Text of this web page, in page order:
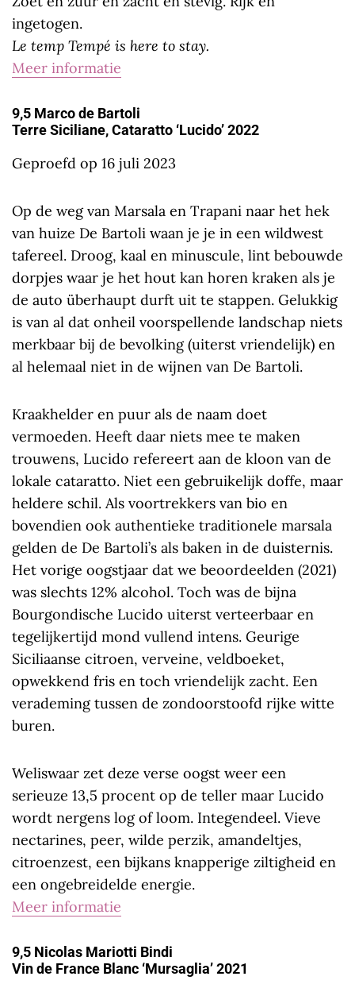
ingetogen.
Le temp Tempé is here to stay.
Meer informatie
9,5 Marco de Bartoli
Terre Siciliane, Cataratto ‘Lucido’ 2022
Geproefd op 16 juli 2023
Op de weg van Marsala en Trapani naar het hek
van huize De Bartoli waan je je in een wildwest
tafereel. Droog, kaal en minuscule, lint bebouwde
dorpjes waar je het hout kan horen kraken als je
de auto überhaupt durft uit te stappen. Gelukkig
is van al dat onheil voorspellende landschap niets
merkbaar bij de bevolking (uiterst vriendelijk) en
al helemaal niet in de wijnen van De Bartoli.
Kraakhelder en puur als de naam doet
vermoeden. Heeft daar niets mee te maken
trouwens, Lucido refereert aan de kloon van de
lokale cataratto. Niet een gebruikelijk doffe, maar
heldere schil. Als voortrekkers van bio en
bovendien ook authentieke traditionele marsala
gelden de De Bartoli’s als baken in de duisternis.
Het vorige oogstjaar dat we beoordeelden (2021)
was slechts 12% alcohol. Toch was de bijna
Bourgondische Lucido uiterst verteerbaar en
tegelijkertijd mond vullend intens. Geurige
Siciliaanse citroen, verveine, veldboeket,
opwekkend fris en toch vriendelijk zacht. Een
verademing tussen de zondoorstoofd rijke witte
buren.
Weliswaar zet deze verse oogst weer een
serieuze 13,5 procent op de teller maar Lucido
wordt nergens log of loom. Integendeel. Vieve
nectarines, peer, wilde perzik, amandeltjes,
citroenzest, een bijkans knapperige ziltigheid en
een ongebreidelde energie.
Meer informatie
9,5 Nicolas Mariotti Bindi
Vin de France Blanc ‘Mursaglia’ 2021